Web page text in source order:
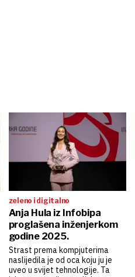
zeleno i digitalno
Anja Hula iz Infobipa
proglašena inženjerkom
godine 2025.
Strast prema kompjuterima
naslijedila je od oca koju ju je
uveo u svijet tehnologije. Ta